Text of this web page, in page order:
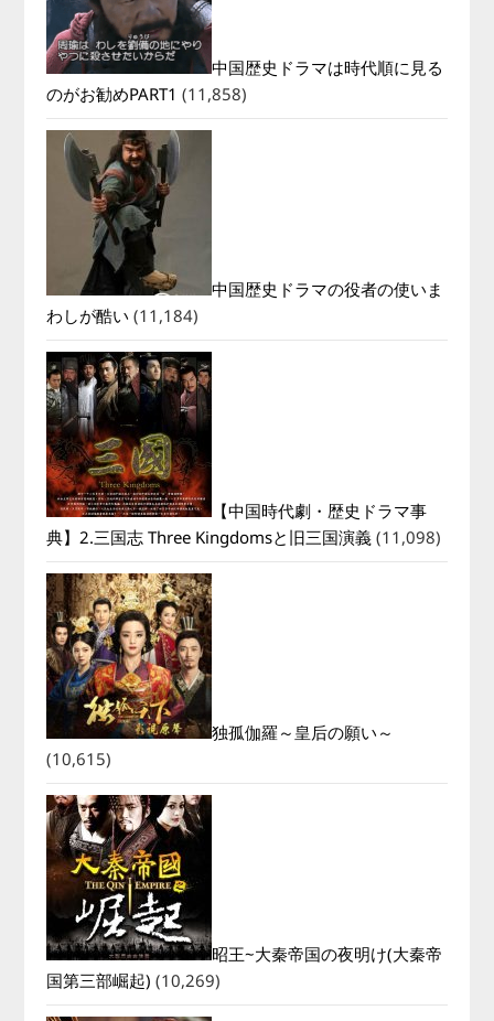
中国歴史ドラマは時代順に見る
のがお勧めPART1 (11,858)
中国歴史ドラマの役者の使いま
わしが酷い (11,184)
【中国時代劇・歴史ドラマ事
典】2.三国志 Three Kingdomsと旧三国演義 (11,098)
独孤伽羅～皇后の願い～
(10,615)
昭王~大秦帝国の夜明け(大秦帝
国第三部崛起) (10,269)